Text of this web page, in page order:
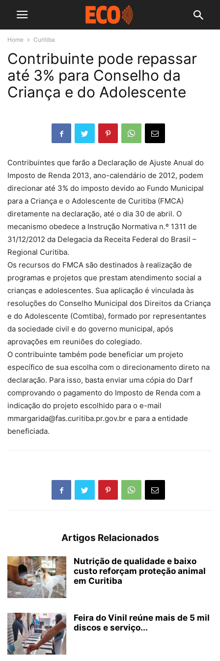
Home Curitiba
Contribuinte pode repassar
até 3% para Conselho da
Criança e do Adolescente
Contribuintes que farão a Declaração de Ajuste Anual do
Imposto de Renda 2013, ano-calendário de 2012, podem
direcionar até 3% do imposto devido ao Fundo Municipal
para a Criança e o Adolescente de Curitiba (FMCA)
diretamente na declaração, até o dia 30 de abril. O
mecanismo obedece a Instrução Normativa n.º 1311 de
31/12/2012 da Delegacia da Receita Federal do Brasil –
Regional Curitiba.
Os recursos do FMCA são destinados à realização de
programas e projetos que prestam atendimento social a
crianças e adolescentes. Sua aplicação é vinculada às
resoluções do Conselho Municipal dos Direitos da Criança
e do Adolescente (Comtiba), formado por representantes
da sociedade civil e do governo municipal, após
aprovações em reuniões do colegiado.
O contribuinte também pode beneficiar um projeto
específico de sua escolha com o direcionamento direto na
declaração. Para isso, basta enviar uma cópia do Darf
comprovando o pagamento do Imposto de Renda com a
indicação do projeto escolhido para o e-mail
mmargarida@fas.curitiba.pr.gov.br e para a entidade
beneficiada.
Artigos Relacionados
Nutrição de qualidade e baixo
custo reforçam proteção animal
em Curitiba
Feira do Vinil reúne mais de 5 mil
discos e serviço...